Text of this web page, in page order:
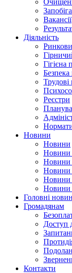
Вакансії
Діяльність
Гігієна
Безпека
Трудові
Реєстри
Новини
Новини
Новини
Новини
Новини
Новини
Новини
Головні
Громадянам
Доступ
Контакти